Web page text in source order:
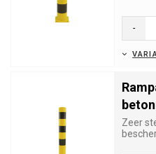
-
Zeer